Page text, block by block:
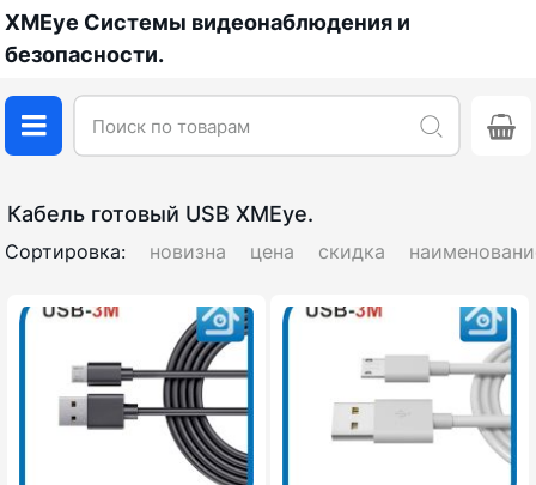
XMEye Системы видеонаблюдения и
безопасности.
Кабель готовый USB XMEye.
Сортировка: новизна цена скидка